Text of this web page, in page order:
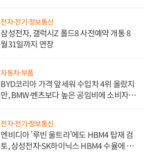
전자·전기·정보통신
삼성전자, 갤럭시Z 폴드8 사전예약 개통 8
월31일까지 연장
자동차·부품
BYD코리아 가격 앞세워 수입차 4위 올랐지
만, BMW·벤츠보다 높은 공임비에 소비자
전자·전기·정보통신
엔비디아 '루빈 울트라'에도 HBM4 탑재 검
토, 삼성전자·SK하이닉스 HBM4 수율에 주